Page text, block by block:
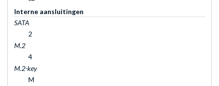
Interne aansluitingen
SATA
2
M.2
4
M.2-key
M